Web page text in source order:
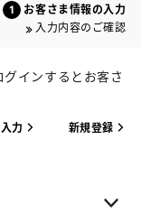
お客さま情報の入力
入力内容のご確認
グインするとお客さ
力 新規登録